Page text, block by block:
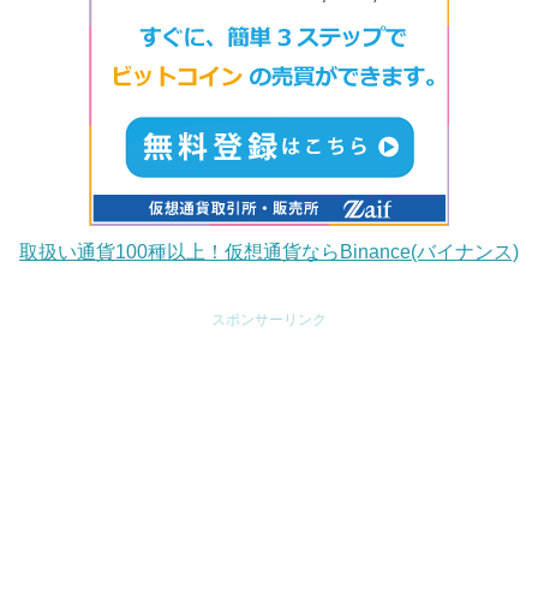
取扱い通貨100種以上！仮想通貨ならBinance(バイナンス)
スポンサーリンク